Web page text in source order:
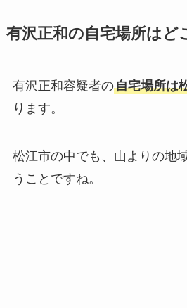
有沢正和の自宅場所はど
有沢正和容疑者の自宅場所は
ります。
松江市の中でも、山よりの地
うことですね。